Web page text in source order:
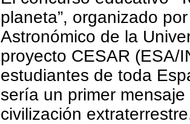
planeta”, organizado
Astronómico de la
proyecto CESAR (ESA/
estudiantes de toda
sería un primer
civilización